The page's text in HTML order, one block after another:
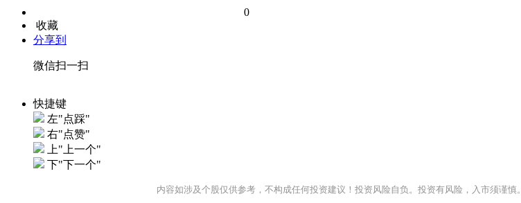
0
收藏
分享到
微信扫一扫
快捷键
左"点踩"
右"点赞"
上"上一个"
下"下一个"
内容如涉及个股仅供参考，不构成任何投资建议！投资风险自负。投资有风险，入市须谨慎。